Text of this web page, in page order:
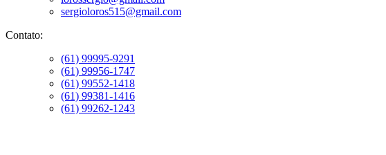
sergioloros515@gmail.com
Contato:
(61) 99995-9291
(61) 99956-1747
(61) 99552-1418
(61) 99381-1416
(61) 99262-1243